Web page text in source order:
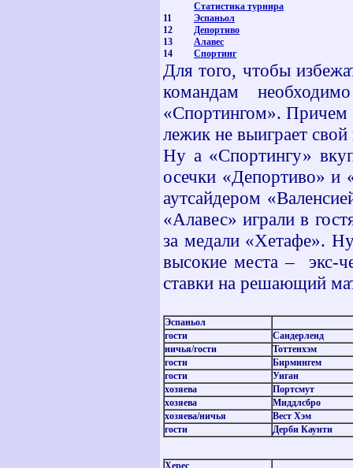
Статистика турнира
11
Эспаньол
12
Депортиво
13
Алавес
14
Спортинг
Для того, чтобы
командам
«Спортингом». Причем
лежик не выиграет
Ну а «Спортингу»
осечки «Депортиво» и
аутсайдером
«Алавес» играли в
за медали «Хетафе».
высокие места – экс-
ставки на решающий
Эспаньол
гости
Сандерленд
ничья/гости
Тоттенхэм
гости
Бирмингем
гости
Уиган
хозяева
Портсмут
хозяева
Миддлсбро
хозяева/ничья
Вест Хэм
гости
Дерби Каунти
Херес